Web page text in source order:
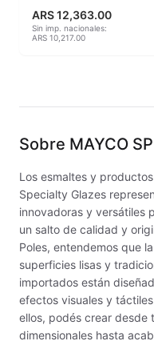
Esmaltes
Esmaltes
Esmaltes Mates
Esmaltes para
Esmaltes para
Esmaltes para
Esmaltes
ARS 12,363.00
Sin imp. nacionales:
ARS 10,217.00
Sobre MAYCO
Los esmaltes y
Specialty Glazes
innovadoras y versátiles
un salto de calidad y
Poles, entendemos que
superficies lisas y
importados están
efectos visuales y
ellos, podés crear desde
dimensionales hasta